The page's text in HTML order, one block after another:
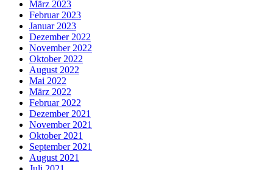
März 2023
Februar 2023
Januar 2023
Dezember 2022
November 2022
Oktober 2022
August 2022
Mai 2022
März 2022
Februar 2022
Dezember 2021
November 2021
Oktober 2021
September 2021
August 2021